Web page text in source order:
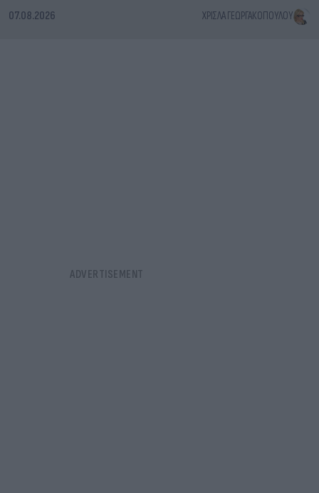
07.08.2026 ΧΡΊΣΛΑ ΓΕΩΡΓΑΚΟΠΟΎΛΟΥ